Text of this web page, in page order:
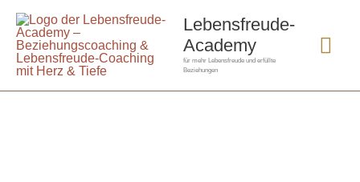
Zum
Inhalt
springen
Lebensfreude-
Academy
für mehr Lebensfreude und erfüllte
Beziehungen